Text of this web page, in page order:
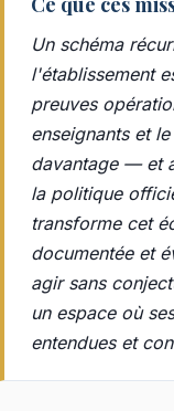
Un schéma
l'établissement
preuves
enseignants et
davantage — et
la politique
transforme cet
documentée et
agir sans
un espace où
entendues et